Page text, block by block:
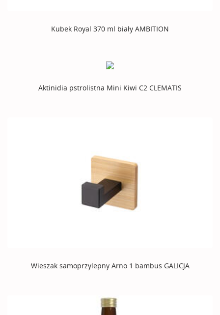
Kubek Royal 370 ml biały AMBITION
Aktinidia pstrolistna Mini Kiwi C2 CLEMATIS
Wieszak samoprzylepny Arno 1 bambus GALICJA